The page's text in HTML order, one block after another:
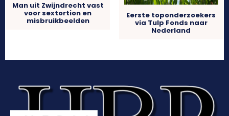
Man uit Zwijndrecht vast
voor sextortion en
misbruikbeelden
Eerste toponderzoekers
via Tulp Fonds naar
Nederland